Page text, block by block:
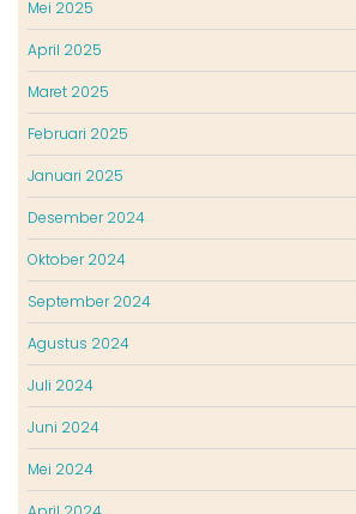
Mei 2025
April 2025
Maret 2025
Februari 2025
Januari 2025
Desember 2024
Oktober 2024
September 2024
Agustus 2024
Juli 2024
Juni 2024
Mei 2024